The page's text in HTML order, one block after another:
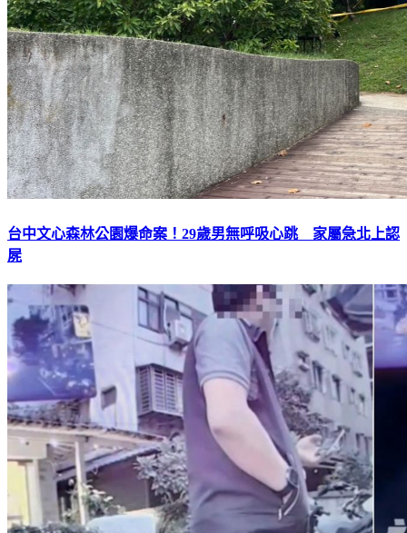
台中文心森林公園爆命案！29歲男無呼吸心跳 家屬急北上認
屍